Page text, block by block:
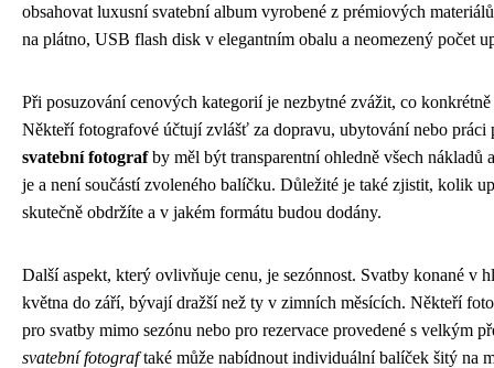
obsahovat luxusní svatební album vyrobené z prémiových
na plátno, USB flash disk v elegantním obalu a neomezený počet
Při posuzování cenových kategorií je nezbytné zvážit, co
Někteří fotografové účtují zvlášť za dopravu, ubytování nebo práci
svatební fotografby měl být transparentní ohledně všech nákladů
je a není součástí zvoleného balíčku. Důležité je také zjistit, kolik
skutečně obdržíte a v jakém formátu budou dodány.
Další aspekt, který ovlivňuje cenu, je sezónnost. Svatby konané v
května do září, bývají dražší než ty v zimních měsících. Někteří
pro svatby mimo sezónu nebo pro rezervace provedené s velkým
svatební fotograftaké může nabídnout individuální balíček šitý na